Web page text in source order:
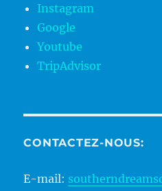
Instagram
Google
Youtube
TripAdvisor
CONTACTEZ-NOUS:
E-mail: